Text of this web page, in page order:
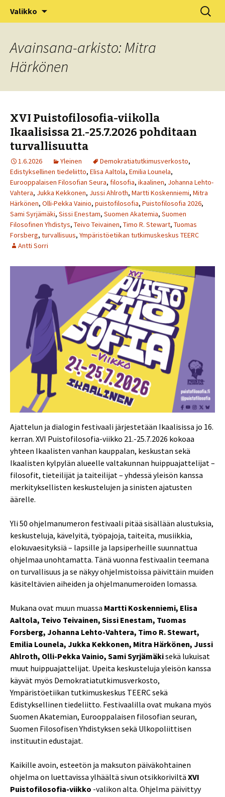
Puistofilosofia
XV Puistofilosofia-viikko Ikaalisissa
15.-19.7.2025
Valikko Haku:
Avainsana-arkisto: Mitra
Härkönen
XVI Puistofilosofia-viikolla
Ikaalisissa 21.-25.7.2026 pohditaan
turvallisuutta
1.6.2026 Yleinen Demokratiatutkimusverkosto,
Edistyksellinen tiedeliitto, Elisa Aaltola, Emilia Lounela,
Eurooppalaisen Filosofian Seura, filosofia, ikaalinen, Johanna Lehto-
Vahtera, Jukka Kekkonen, Jussi Ahlroth, Martti Koskenniemi, Mitra
Härkönen, Olli-Pekka Vainio, puistofilosofia, Puistofilosofia 2026,
Sami Syrjämäki, Sissi Enestam, Suomen Akatemia, Suomen
Filosofinen Yhdistys, Teivo Teivainen, Timo R. Stewart, Tuomas
Forsberg, turvallisuus, Ympäristöetiikan tutkimuskeskus TEERC
Antti Sorri
Ajattelun ja dialogin festivaali järjestetään Ikaalisissa jo 16.
kerran. XVI Puistofilosofia-viikko 21.-25.7.2026 kokoaa
yhteen Ikaalisten vanhan kauppalan, keskustan sekä
Ikaalisten kylpylän alueelle valtakunnan huippuajattelijat –
filosofit, tieteilijät ja taiteilijat – yhdessä yleisön kanssa
merkityksellisten keskustelujen ja sinisten ajatusten
äärelle.
Yli 50 ohjelmanumeron festivaali pitää sisällään alustuksia,
keskusteluja, kävelyitä, työpajoja, taiteita, musiikkia,
elokuvaesityksiä – lapsille ja lapsiperheille suunnattua
ohjelmaa unohtamatta. Tänä vuonna festivaalin teemana
on turvallisuus ja se näkyy ohjelmistoissa päivittäin muiden
käsiteltävien aiheiden ja ohjelmanumeroiden lomassa.
Mukana ovat muun muassa Martti Koskenniemi, Elisa
Aaltola, Teivo Teivainen, Sissi Enestam, Tuomas
Forsberg, Johanna Lehto-Vahtera, Timo R. Stewart,
Emilia Lounela, Jukka Kekkonen, Mitra Härkönen, Jussi
Ahlroth, Olli-Pekka Vainio, Sami Syrjämäkisekä lukuisat
muut huippuajattelijat. Upeita keskusteluja yleisön kanssa
käyvät myös Demokratiatutkimusverkosto,
Ympäristöetiikan tutkimuskeskus TEERC sekä
Edistyksellinen tiedeliitto. Festivaalilla ovat mukana myös
Suomen Akatemian, Eurooppalaisen filosofian seuran,
Suomen Filosofisen Yhdistyksen sekä Ulkopoliittisen
instituutin edustajat.
Kaikille avoin, esteetön ja maksuton päiväkohtainen
ohjelma on luettavissa ylhäältä sivun otsikkoriviltä XVI
Puistofilosofia-viikko -valikon alta. Ohjelma päivittyy